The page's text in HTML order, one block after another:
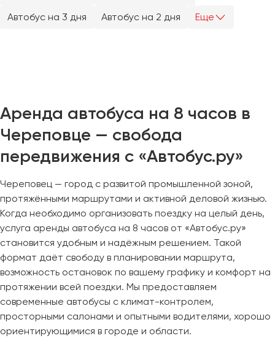
Автобус на 3 дня
Автобус на 2 дня Еще
Аренда автобуса на 8 часов в
Череповце — свобода
передвижения с «Автобус.ру»
Череповец — город с развитой промышленной зоной,
протяжёнными маршрутами и активной деловой жизнью.
Когда необходимо организовать поездку на целый день,
услуга аренды автобуса на 8 часов от «Автобус.ру»
становится удобным и надёжным решением. Такой
формат даёт свободу в планировании маршрута,
возможность остановок по вашему графику и комфорт на
протяжении всей поездки. Мы предоставляем
современные автобусы с климат-контролем,
просторными салонами и опытными водителями, хорошо
ориентирующимися в городе и области.